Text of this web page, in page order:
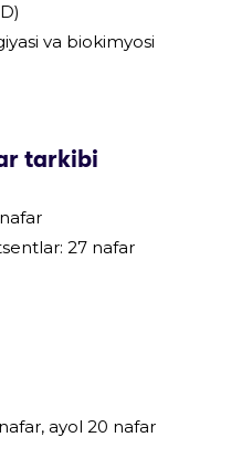
va biokimyosi
tarkibi
27 nafar
ayol 20 nafar